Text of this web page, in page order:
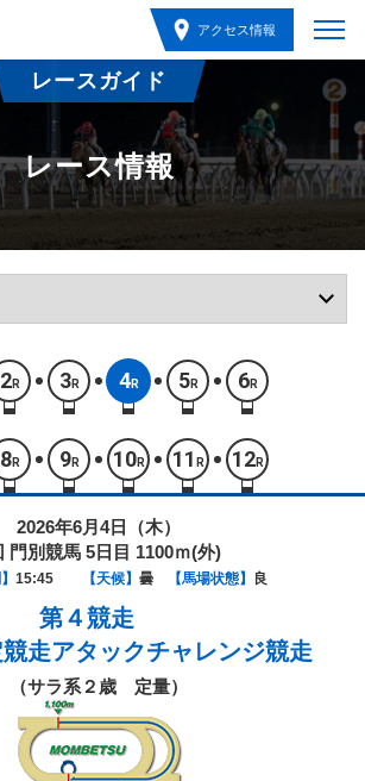
アクセス情報
レースガイド
レース情報
2R 3R 4R 5R 6R
8R 9R 10R 11 R 12R
2026年6月4日（木）
門別競馬 5日目 1100ｍ(外)
15:45 【天候】 曇 【馬場状態】 良
第４競走
競走アタックチャレンジ競走
（サラ系２歳 定量）